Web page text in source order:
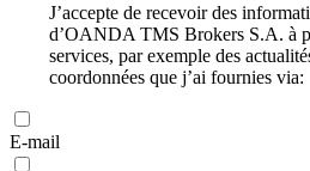
J’accepte de recevoir des
d’OANDA TMS Brokers S.A. à
services, par exemple des
coordonnées que j’ai fournies via:
E-mail